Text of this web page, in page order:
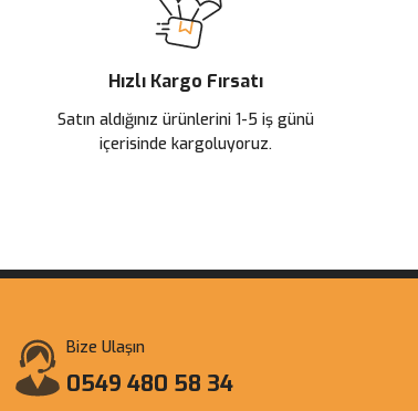
Ürün bilgilerinde hatalar bulunuyor.
Ürün fiyatı diğer sitelerden daha pahalı.
Bu ürüne benzer farklı alternatifler olmalı.
Hızlı Kargo Fırsatı
Satın aldığınız ürünlerini 1-5 iş günü
içerisinde kargoluyoruz.
Bize Ulaşın
0549 480 58 34